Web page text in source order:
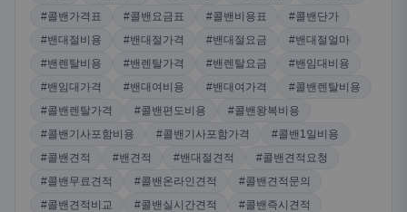
#콜밴가격표
#콜밴요금표 #콜밴비용표
#콜밴단가
#밴대절비용
#밴대절가격 #밴대절요금
#밴대절얼마
#밴렌탈비용
#밴렌탈가격 #밴렌탈요금
#밴임대비용
#밴임대가격
#밴대여비용 #밴대여가격
#콜밴렌탈비용
#콜밴렌탈가격
#콜밴편도비용
#콜밴왕복비용
#콜밴기사포함비용
#콜밴기사포함가격
#콜밴1일비용
#콜밴견적
#밴견적 #밴대절견적
#콜밴견적요청
#콜밴무료견적
#콜밴온라인견적
#콜밴견적문의
#콜밴견적비교
#콜밴실시간견적
#콜밴즉시견적